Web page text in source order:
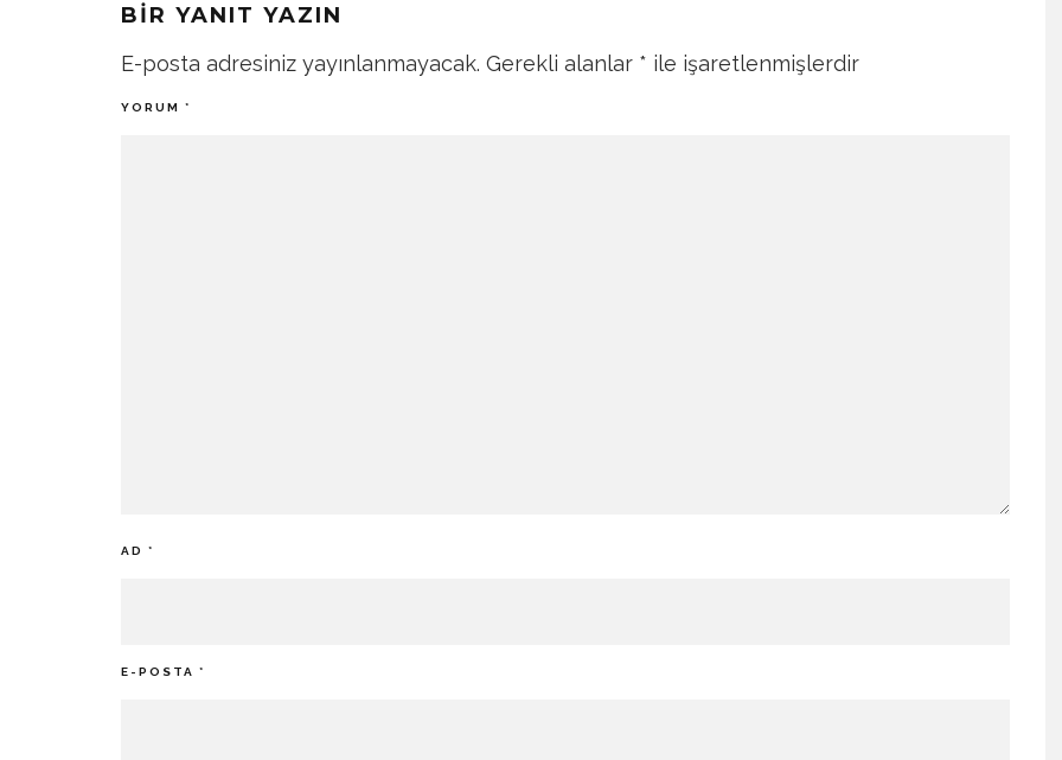
BIR YANIT YAZIN
E-posta adresiniz yayınlanmayacak. Gerekli alanlar * ile işaretlenmişlerdir
YORUM *
AD *
E-POSTA *